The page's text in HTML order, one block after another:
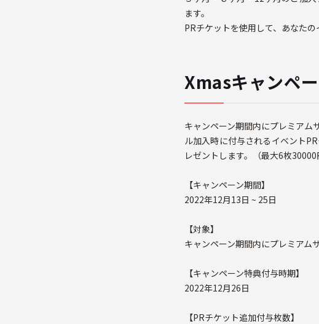
ます。
PRチケットを使用して、あなた
Xmasキャンペ
キャンペーン期間内にプレミアム
ル加入時に付与されるイベント
レゼントします。（最大6枚30000
【キャンペーン期間】
2022年12月13日 ~ 25日
【対象】
キャンペーン期間内にプレミアム
【キャンペーン特典付与時期】
2022年12月26日
【PRチケット追加付与枚数】